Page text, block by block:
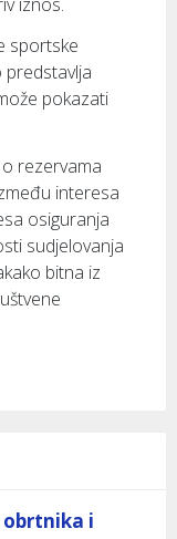
sportske
pokazati
rezervama
interesa
osiguranja
sudjelovanja
bitna iz
obrtnika i